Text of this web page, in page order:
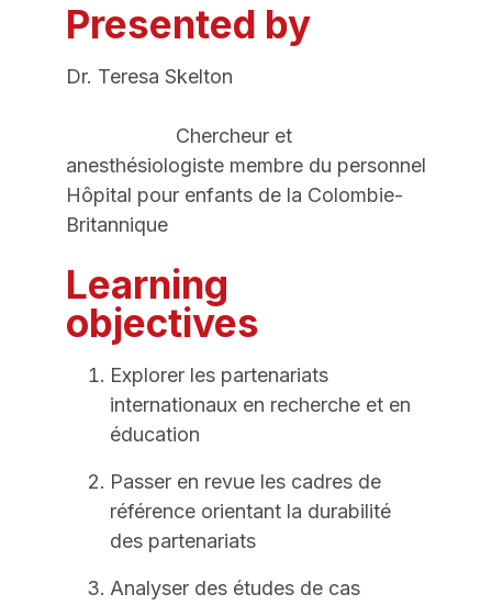
Presented by
Dr. Teresa Skelton
Chercheur et
anesthésiologiste membre du personnel
Hôpital pour enfants de la Colombie-
Britannique
Learning
objectives
Explorer les partenariats
internationaux en recherche et en
éducation
Passer en revue les cadres de
référence orientant la durabilité
des partenariats
Analyser des études de cas